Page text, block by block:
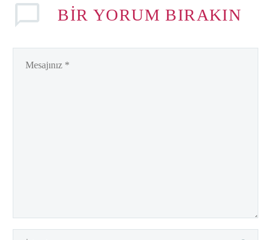
BIR YORUM BIRAKIN